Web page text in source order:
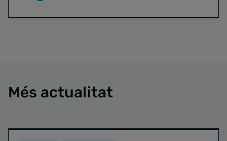
Més actualitat